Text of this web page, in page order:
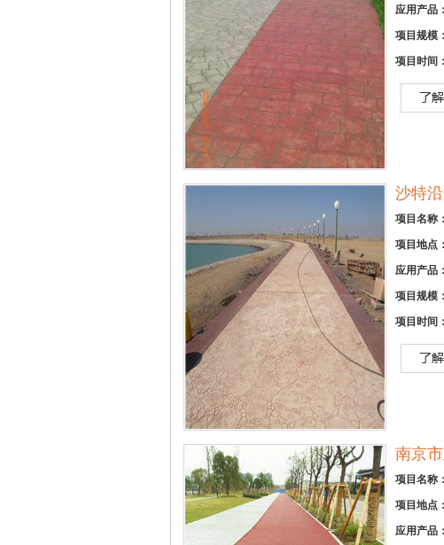
应用产品：
项目规模：
项目时间：
沙特
项目名称：
项目地点：
应用产品：
项目规模：
项目时间：
南京
项目名称：
项目地点：
应用产品：